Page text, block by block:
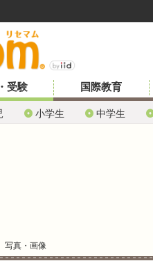
受験
小学生 中学生
国際教育
写真・画像